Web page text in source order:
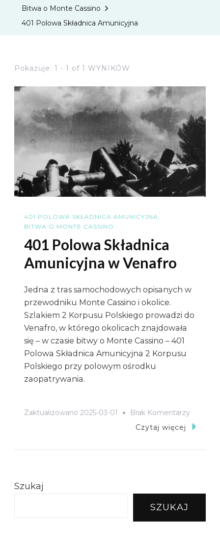
Bitwa o Monte Cassino
401 Polowa Składnica Amunicyjna
Pokazuje: 1 - 1 of 1 WYNIKÓW
401 POLOWA SKŁADNICA AMUNICYJNA
BITWA O MONTE CASSINO
401 Polowa Składnica
Amunicyjna w Venafro
Jedna z tras samochodowych opisanych w
przewodniku Monte Cassino i okolice.
Szlakiem 2 Korpusu Polskiego prowadzi do
Venafro, w którego okolicach znajdowała
się – w czasie bitwy o Monte Cassino – 401
Polowa Składnica Amunicyjna 2 Korpusu
Polskiego przy polowym ośrodku
zaopatrywania.
Zaktualizowano 2025-03-01 Brak KomentarzyDo
401
Czytaj więcej
Szukaj
SZUKAJ